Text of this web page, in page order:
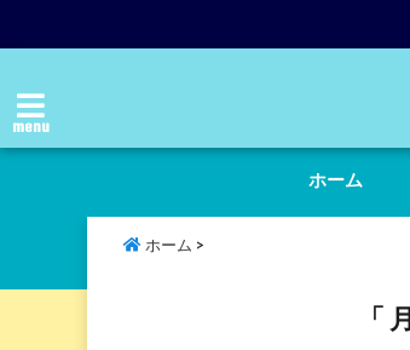
menu
ホーム
ホーム >
「